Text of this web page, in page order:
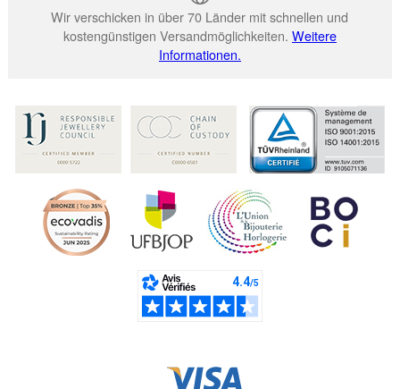
Wir verschicken in über 70 Länder mit schnellen und
kostengünstigen Versandmöglichkeiten. Weitere
Informationen.